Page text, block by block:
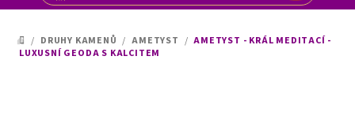
DOMŮ
/ DRUHY KAMENŮ / AMETYST / AMETYST - KRÁL MEDITACÍ -
LUXUSNÍ GEODA S KALCITEM